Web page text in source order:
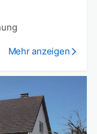
Mehr anzeigen